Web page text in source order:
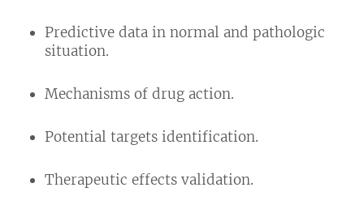
Predictive data in normal and pathologic
situation.
Mechanisms of drug action.
Potential targets identification.
Therapeutic effects validation.